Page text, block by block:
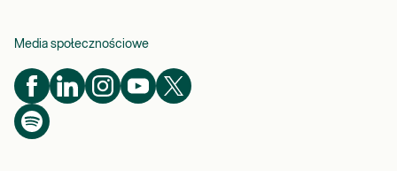
Media społecznościowe